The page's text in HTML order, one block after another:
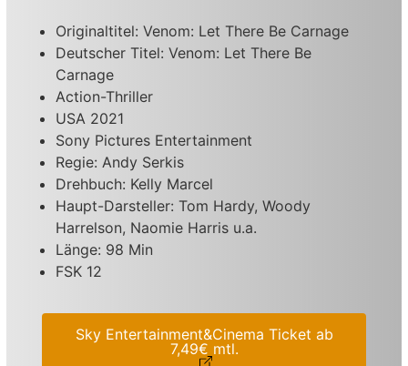
Originaltitel: Venom: Let There Be Carnage
Deutscher Titel: Venom: Let There Be
Carnage
Action-Thriller
USA 2021
Sony Pictures Entertainment
Regie: Andy Serkis
Drehbuch: Kelly Marcel
Haupt-Darsteller: Tom Hardy, Woody
Harrelson, Naomie Harris u.a.
Länge: 98 Min
FSK 12
Sky Entertainment&Cinema Ticket ab
7,49€ mtl.